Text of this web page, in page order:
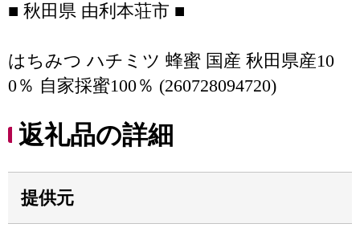
■ 秋田県 由利本荘市 ■
はちみつ ハチミツ 蜂蜜 国産 秋田県産10
0％ 自家採蜜100％ (260728094720)
返礼品の詳細
提供元